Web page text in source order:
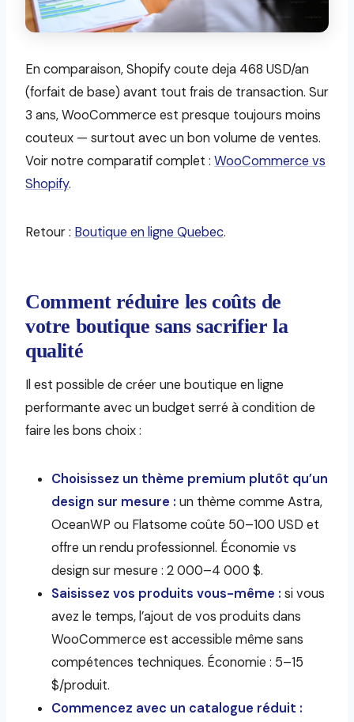
En comparaison, Shopify coute deja 468 USD/an
(forfait de base) avant tout frais de transaction. Sur
3 ans, WooCommerce est presque toujours moins
couteux — surtout avec un bon volume de ventes.
Voir notre comparatif complet : WooCommerce vs
Shopify.
Retour : Boutique en ligne Quebec.
Comment réduire les coûts de
votre boutique sans sacrifier la
qualité
Il est possible de créer une boutique en ligne
performante avec un budget serré à condition de
faire les bons choix :
Choisissez un thème premium plutôt qu’un
design sur mesure : un thème comme Astra,
OceanWP ou Flatsome coûte 50–100 USD et
offre un rendu professionnel. Économie vs
design sur mesure : 2 000–4 000 $.
Saisissez vos produits vous-même : si vous
avez le temps, l’ajout de vos produits dans
WooCommerce est accessible même sans
compétences techniques. Économie : 5–15
$/produit.
Commencez avec un catalogue réduit :